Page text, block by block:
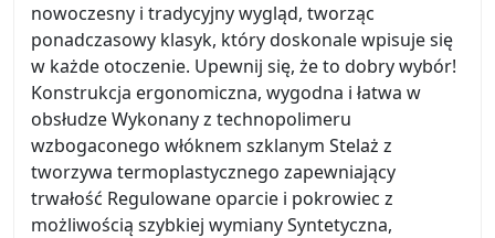
nowoczesny i tradycyjny wygląd, tworząc
ponadczasowy klasyk, który doskonale wpisuje się
w każde otoczenie. Upewnij się, że to dobry wybór!
Konstrukcja ergonomiczna, wygodna i łatwa w
obsłudze Wykonany z technopolimeru
wzbogaconego włóknem szklanym Stelaż z
tworzywa termoplastycznego zapewniający
trwałość Regulowane oparcie i pokrowiec z
możliwością szybkiej wymiany Syntetyczna,